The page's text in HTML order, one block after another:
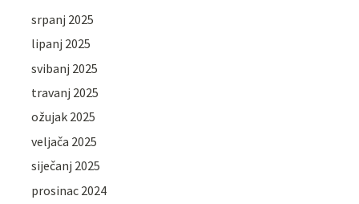
srpanj 2025
lipanj 2025
svibanj 2025
travanj 2025
ožujak 2025
veljača 2025
siječanj 2025
prosinac 2024